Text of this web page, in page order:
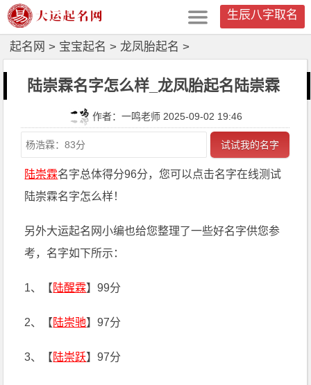
生辰八字取名
起名网 > 宝宝起名 > 龙凤胎起名 >
陆崇霖名字怎么样_龙凤胎起名陆崇霖
作者：一鸣老师 2025-09-02 19:46
试试我的名字
陆崇霖名字总体得分96分，您可以点击名字在线测试
陆崇霖名字怎么样！
另外大运起名网小编也给您整理了一些好名字供您参
考，名字如下所示：
1、【陆醒霖】99分
2、【陆崇驰】97分
3、【陆崇跃】97分